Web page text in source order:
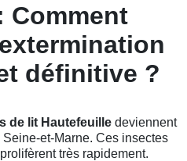
Comment
définitive ?
de lit Hautefeuille deviennent
et-Marne. Ces insectes
très rapidement.